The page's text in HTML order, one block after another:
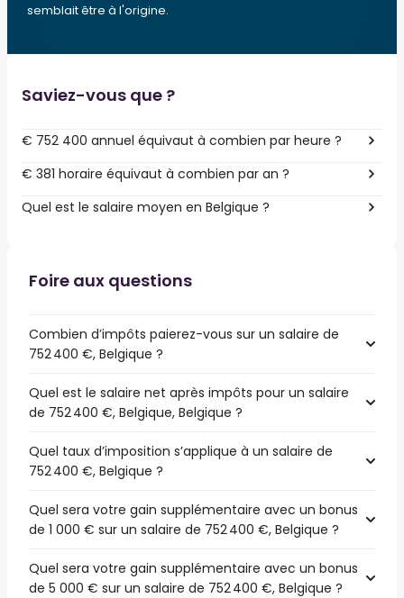
semblait être à l'origine.
Saviez-vous que ?
€ 752 400 annuel équivaut à combien par heure ?
€ 381 horaire équivaut à combien par an ?
Quel est le salaire moyen en Belgique ?
Foire aux questions
Combien d’impôts paierez-vous sur un salaire de
752 400 €, Belgique ?
Quel est le salaire net après impôts pour un salaire
de 752 400 €, Belgique, Belgique ?
Quel taux d’imposition s’applique à un salaire de
752 400 €, Belgique ?
Quel sera votre gain supplémentaire avec un bonus
de 1 000 € sur un salaire de 752 400 €, Belgique ?
Quel sera votre gain supplémentaire avec un bonus
de 5 000 € sur un salaire de 752 400 €, Belgique ?